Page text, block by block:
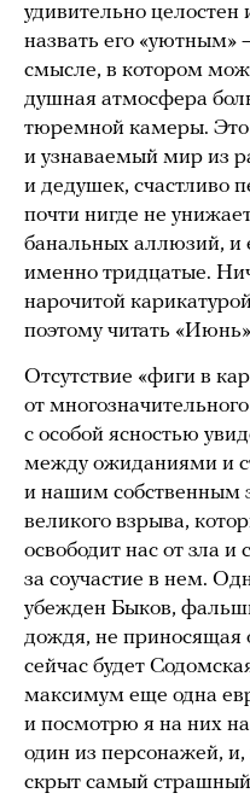
удивительно целостен
назвать его
смысле, в котором
душная атмосфера
тюремной камеры.
и узнаваемый мир из
и дедушек, счастливо
почти нигде не
банальных аллюзий, и
именно тридцатые.
нарочитой
поэтому читать
Отсутствие «фиги в
от
с особой ясностью
между ожиданиями и
и нашим
великого взрыва,
освободит нас от зла
за соучастие в нем.
убежден Быков,
дождя, не приносящая
сейчас будет
максимум еще одна
и посмотрю я на них
один из персонажей,
скрыт самый